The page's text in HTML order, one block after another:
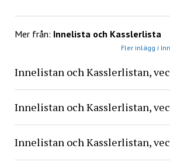
Mer från: Innelista och Kasslerlista
Fler inlägg i
Innelistan och Kasslerlistan,
Innelistan och Kasslerlistan,
Innelistan och Kasslerlistan,